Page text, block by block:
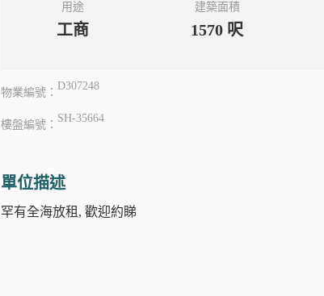
用途
工商
建築面積
1570 呎
物業編號：
D307248
樓盤編號：
SH-35664
單位描述
罕有全海放租, 歡迎約睇